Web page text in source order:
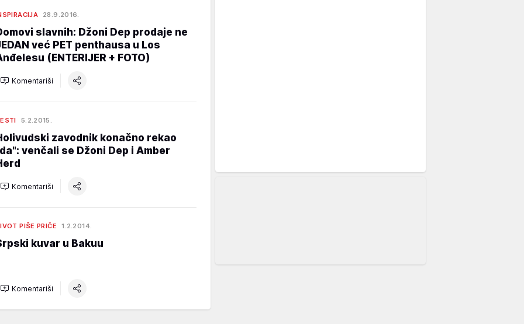
28.9.2016.
slavnih: Džoni Dep prodaje ne
već PET penthausa u Los
(ENTERIJER + FOTO)
Komentariši
5.2.2015.
zavodnik konačno rekao
venčali se Džoni Dep i Amber
Komentariši
PIŠE PRIČE 1.2.2014.
kuvar u Bakuu
Komentariši